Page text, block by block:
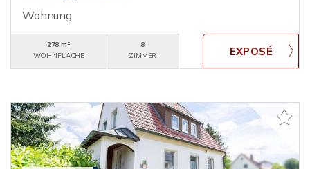
Wohnung
278 m²
WOHNFLÄCHE
8
ZIMMER